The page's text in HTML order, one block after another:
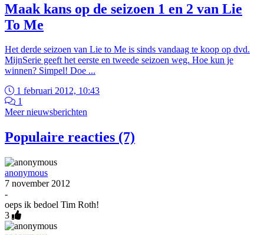
Maak kans op de seizoen 1 en 2 van Lie
To Me
Het derde seizoen van Lie to Me is sinds vandaag te koop op dvd.
MijnSerie geeft het eerste en tweede seizoen weg. Hoe kun je
winnen? Simpel! Doe ...
1 februari 2012, 10:43
1
Meer nieuwsberichten
Populaire reacties (7)
anonymous
7 november 2012
-
oeps ik bedoel Tim Roth!
3